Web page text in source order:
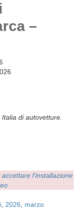
–
di autovetture.
accettare l'installazione
2026 marzo